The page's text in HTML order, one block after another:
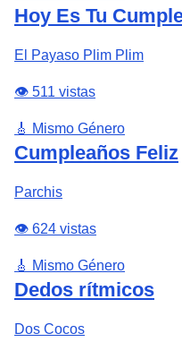
Hoy Es Tu
El Payaso Plim Plim
👁️ 511 vistas
🎸 Mismo Género
Cumpleaños Feliz
Parchis
👁️ 624 vistas
🎸 Mismo Género
Dedos rítmicos
Dos Cocos